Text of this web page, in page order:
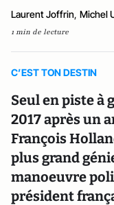
Laurent Joffrin, Michel
1 min de lecture
C’EST TON DESTIN
Seul en piste à
2017 après un
François
plus grand
manoeuvre
président